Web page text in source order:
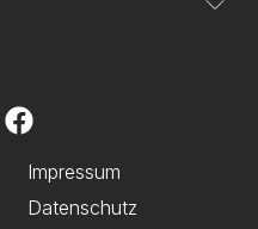
Impressum
Datenschutz